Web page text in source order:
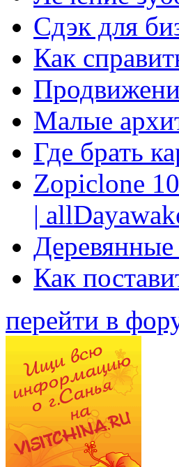
Сдэк для
Как
Малые
Где брать
Zopiclone
|
Деревянные
Как
перейти в